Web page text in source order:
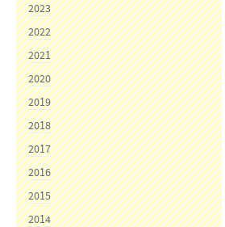
2023
2022
2021
2020
2019
2018
2017
2016
2015
2014